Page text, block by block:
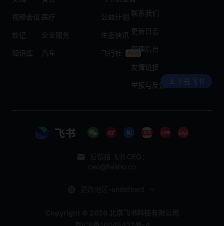
视频会议
妙记
知识库
医疗
企业服务
汽车
公益计划
生态快讯
飞行社
联系我们
更新日志
管理后台
友情链接
举报与反馈 下载飞书
反馈给飞书 CEO：
ceo@feishu.cn